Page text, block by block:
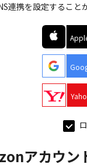
連携を設定すること
アカウン